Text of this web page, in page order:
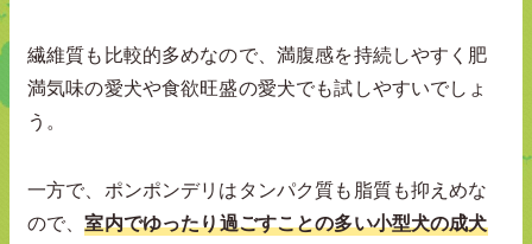
繊維質も比較的多めなので、満腹感を持続しやすく肥
満気味の愛犬や食欲旺盛の愛犬でも試しやすいでしょ
う。
一方で、ポンポンデリはタンパク質も脂質も抑えめな
ので、室内でゆったり過ごすことの多い小型犬の成犬